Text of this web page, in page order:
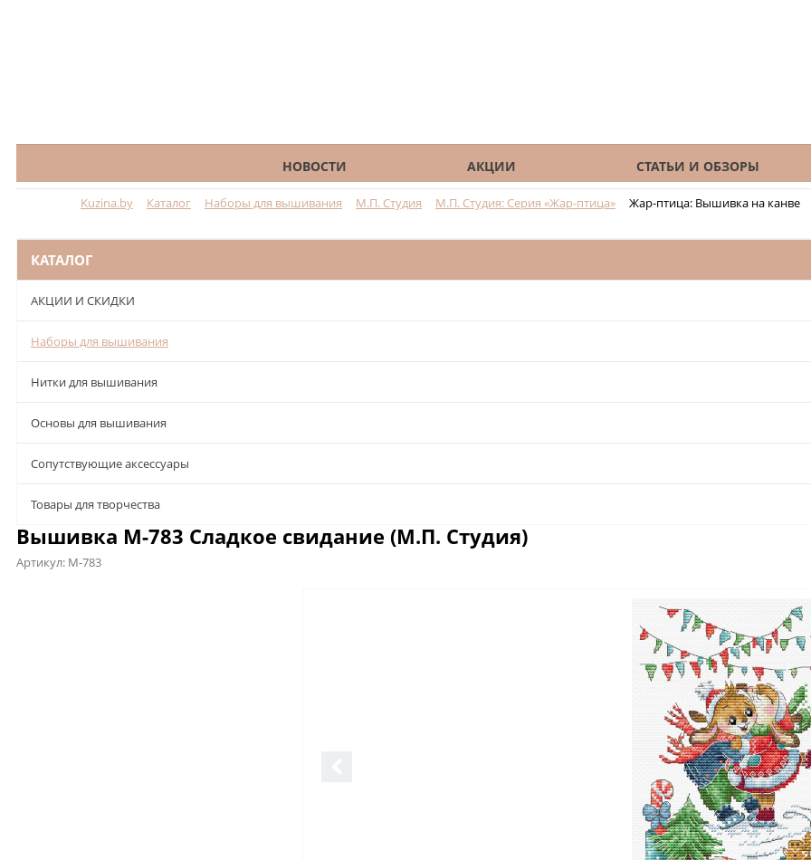
НОВОСТИ АКЦИИ СТАТЬИ И ОБЗОРЫ
Kuzina.by Каталог Наборы для вышивания М.П. Студия М.П. Студия: Серия «Жар-птица» Жар-птица: Вышивка на канве
КАТАЛОГ
АКЦИИ И СКИДКИ
Наборы для вышивания
Нитки для вышивания
Основы для вышивания
Сопутствующие аксессуары
Товары для творчества
Вышивка М-783 Сладкое свидание (М.П. Студия)
Артикул: М-783